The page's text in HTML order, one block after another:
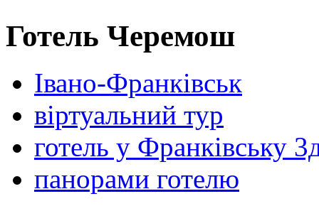
Готель Черемош
Івано-Франківськ
віртуальний тур
готель у Франківську
панорами готелю